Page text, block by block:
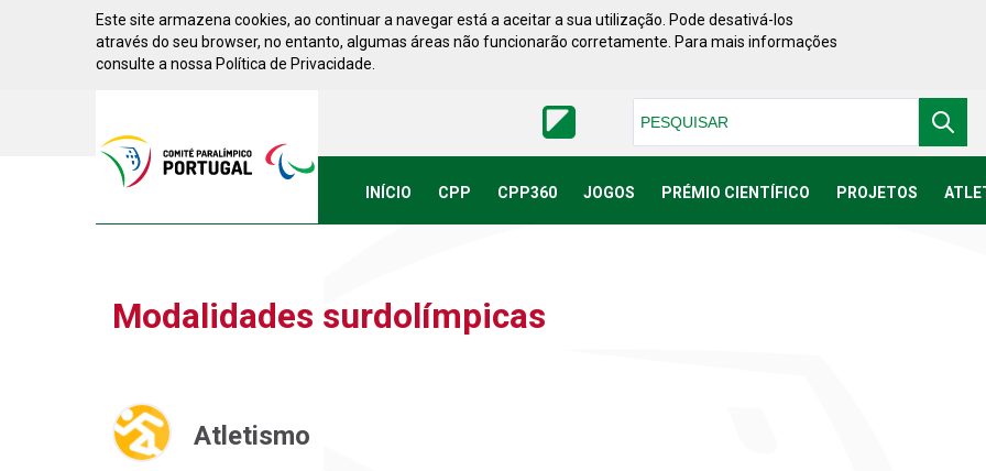
Saltar para conteúdoEste site armazena cookies, ao continuar a navegar está a aceitar a sua utilização. Pode desativá-los
através do seu browser, no entanto, algumas áreas não funcionarão corretamente. Para mais informações
consulte a nossa Política de Privacidade.
Paralimpico
de
Portugal
(Ir
INÍCIO CPP CPP360 JOGOS PRÉMIO CIENTÍFICO PROJETOS
Modalidades surdolímpicas
Atletismo